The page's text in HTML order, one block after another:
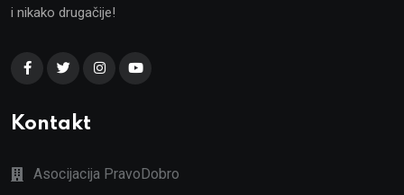
i nikako drugačije!
Kontakt
Asocijacija PravoDobro